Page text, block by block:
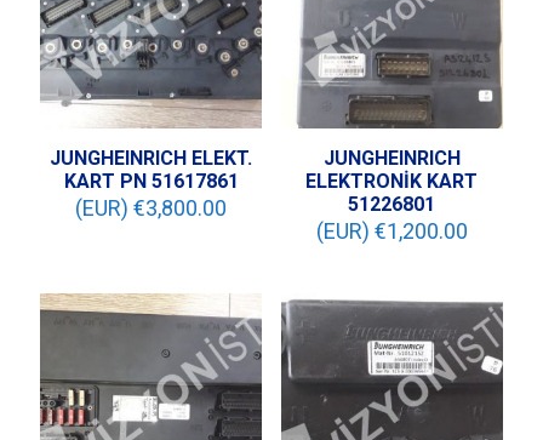
JUNGHEINRICH ELEKT.
KART PN 51617861
(EUR) €3,800.00
JUNGHEINRICH
ELEKTRONİK KART
51226801
(EUR) €1,200.00